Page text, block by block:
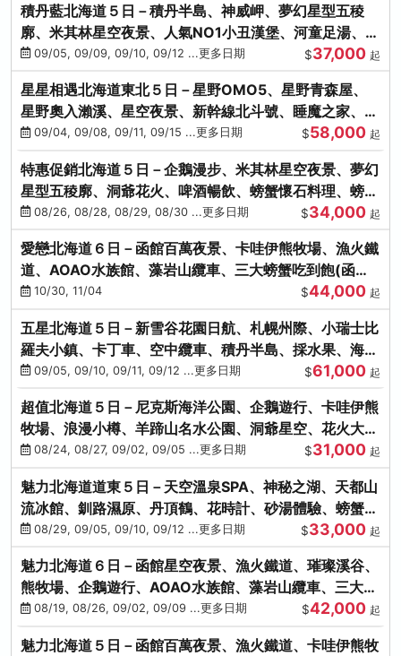
積丹藍北海道５日－積丹半島、神威岬、夢幻星型五稜
廓、米其林星空夜景、人氣NO1小丑漢堡、河童足湯、奇
幻燈遊步道、璀璨溪谷
09/05, 09/09, 09/10, 09/12 ...更多日期 $37,000 起
星星相遇北海道東北５日－星野OMO5、星野青森屋、
星野奧入瀨溪、星空夜景、新幹線北斗號、睡魔之家、十
和田湖(不進免稅店)
09/04, 09/08, 09/11, 09/15 ...更多日期 $58,000 起
特惠促銷北海道５日－企鵝漫步、米其林星空夜景、夢幻
星型五稜廓、洞爺花火、啤酒暢飲、螃蟹懷石料理、螃蟹
吃到飽
08/26, 08/28, 08/29, 08/30 ...更多日期 $34,000 起
愛戀北海道６日－函館百萬夜景、卡哇伊熊牧場、漁火鐵
道、AOAO水族館、藻岩山纜車、三大螃蟹吃到飽(函館/
千歲)
10/30, 11/04 $44,000 起
五星北海道５日－新雪谷花園日航、札幌州際、小瑞士比
羅夫小鎮、卡丁車、空中纜車、積丹半島、採水果、海鮮
和牛螃蟹放題
09/05, 09/10, 09/11, 09/12 ...更多日期 $61,000 起
超值北海道５日－尼克斯海洋公園、企鵝遊行、卡哇伊熊
牧場、浪漫小樽、羊蹄山名水公園、洞爺星空、花火大
會、螃蟹懷石料理
08/24, 08/27, 09/02, 09/05 ...更多日期 $31,000 起
魅力北海道道東５日－天空溫泉SPA、神秘之湖、天都山
流冰館、釧路濕原、丹頂鶴、花時計、砂湯體驗、螃蟹吃
到飽08/29, 09/05, 09/10, 09/12 ...更多日期 $33,000 起
魅力北海道６日－函館星空夜景、漁火鐵道、璀璨溪谷、
熊牧場、企鵝遊行、AOAO水族館、藻岩山纜車、三大螃
蟹吃到飽
08/19, 08/26, 09/02, 09/09 ...更多日期 $42,000 起
魅力北海道５日－函館百萬夜景、漁火鐵道、卡哇伊熊牧